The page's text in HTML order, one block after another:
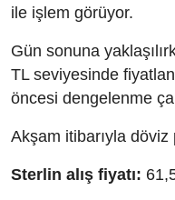
ile işlem görüyor.
Gün sonuna
TL seviyesinde
öncesi dengelenme
Akşam itibarıyla döviz
Sterlin alış fiyatı: